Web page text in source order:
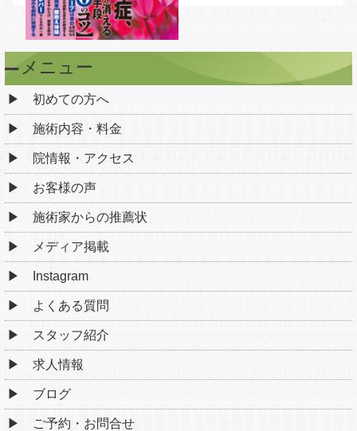
メニュー
初めての方へ
施術内容・料金
院情報・アクセス
お客様の声
施術家からの推薦状
メディア掲載
Instagram
よくある質問
スタッフ紹介
求人情報
ブログ
ご予約・お問合せ